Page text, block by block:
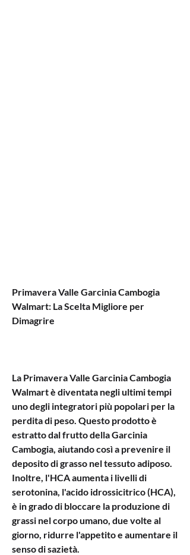
Primavera Valle Garcinia Cambogia
Walmart: La Scelta Migliore per
Dimagrire
La Primavera Valle Garcinia Cambogia
Walmart è diventata negli ultimi tempi
uno degli integratori più popolari per la
perdita di peso. Questo prodotto è
estratto dal frutto della Garcinia
Cambogia, aiutando così a prevenire il
deposito di grasso nel tessuto adiposo.
Inoltre, l'HCA aumenta i livelli di
serotonina, l'acido idrossicitrico (HCA),
è in grado di bloccare la produzione di
grassi nel corpo umano, due volte al
giorno, ridurre l'appetito e aumentare il
senso di sazietà.